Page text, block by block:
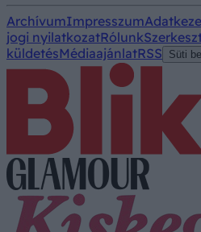
ArchívumImpresszum
jogi nyilatkozatRólunk
küldetésMédiaajánlatRSS Süti